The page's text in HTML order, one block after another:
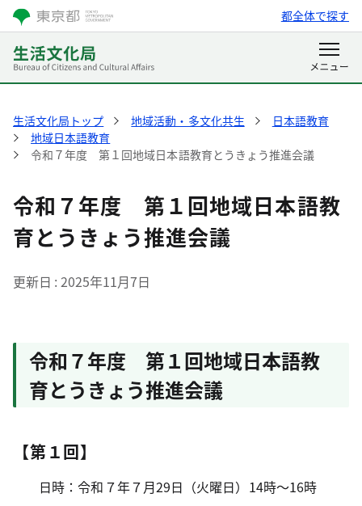
都全体で探す
生活文化局トップ 地域活動・多文化共生
日本語教育
地域日本語教育
令和７年度 第１回地域日本語教育とうきょう推進会議
令和７年度 第１回地域日本語教
育とうきょう推進会議
更新日 2025年11月7日
令和７年度 第１回地域日本語教
育とうきょう推進会議
【第１回】
日時：令和７年７月29日（火曜日）14時～16時